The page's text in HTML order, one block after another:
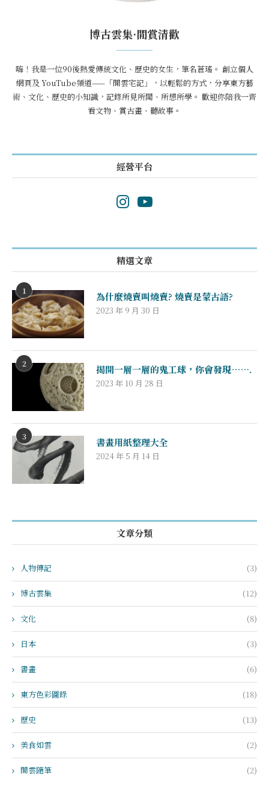
博古雲集·閒賞清歡
嗨！我是一位90後熱愛傳統文化、歷史的女生，筆名蒼瑤。 創立個人
網頁及 YouTube頻道——「閒雲宅記」，以輕鬆的方式，分享東方藝
術、文化、歷史的小知識，記錄所見所聞、所想所學。 歡迎你陪我一齊
看文物、賞古畫、聽故事。
經營平台
精選文章
1 為什麼燒賣叫燒賣? 燒賣是蒙古語?
2023 年 9 月 30 日
2 揭開一層一層的鬼工球，你會發現…….
2023 年 10 月 28 日
3 書畫用紙整理大全
2024 年 5 月 14 日
文章分類
人物傳記 (3)
博古雲集 (12)
文化 (8)
日本 (3)
書畫 (6)
東方色彩圖錄 (18)
歷史 (13)
美食如雲 (2)
閒雲隨筆 (2)